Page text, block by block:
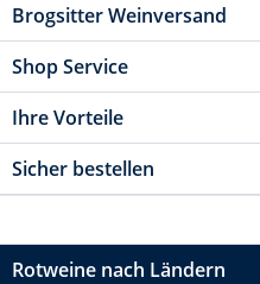
Brogsitter Weinversand
Shop Service
Ihre Vorteile
Sicher bestellen
Rotweine nach Ländern